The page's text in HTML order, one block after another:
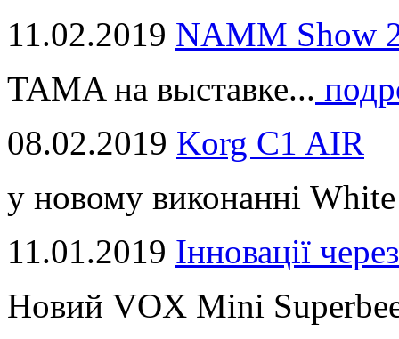
11.02.2019 NAMM Show
TAMA на выставке...
08.02.2019 Korg C1 AIR
у новому виконанні
11.01.2019 Інновації
Новий VOX Mini